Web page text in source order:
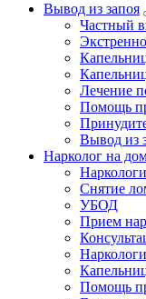
Вывод из запоя
Частный
Лечение
Помощь
Вывод из
Нарколог на
Снятие
УБОД
Прием
Помощь